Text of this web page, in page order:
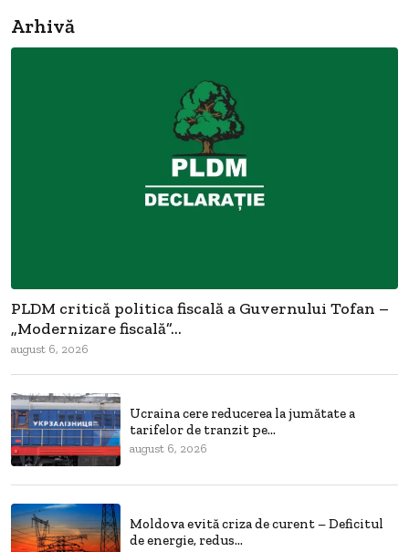
Arhivă
PLDM critică politica fiscală a Guvernului Tofan –
„Modernizare fiscală”...
august 6, 2026
Ucraina cere reducerea la jumătate a
tarifelor de tranzit pe...
august 6, 2026
Moldova evită criza de curent – Deficitul
de energie, redus...